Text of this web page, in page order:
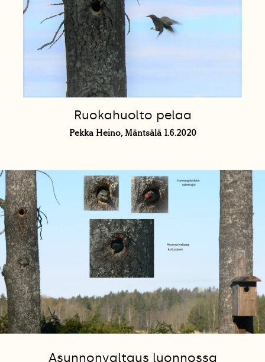
Ruokahuolto pelaa
Pekka Heino, Mäntsälä 1.6.2020
Asunnonvaltaus luonnossa